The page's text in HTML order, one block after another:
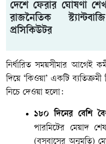
দেশে ফেরার ঘোষণা
রাজনৈতিক
প্রসিকিউটর
নির্ধারিত সময়সীমার আগেই
দিয়ে ‘কিওয়া’ একটি
নিচে দেওয়া হলো:
১৮০ দিনের বেশি
পারমিটের মেয়াদ
(বসবাসের অনুমতি)